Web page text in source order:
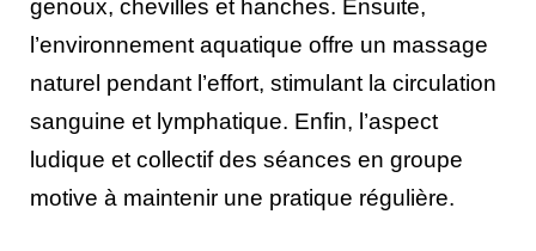
genoux, chevilles et hanches. Ensuite,
l’environnement aquatique offre un massage
naturel pendant l’effort, stimulant la circulation
sanguine et lymphatique. Enfin, l’aspect
ludique et collectif des séances en groupe
motive à maintenir une pratique régulière.